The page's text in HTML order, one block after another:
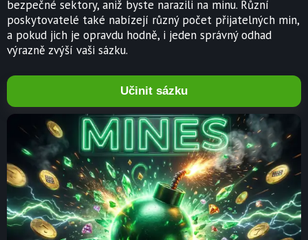
bezpečné sektory, aniž byste narazili na minu. Různí
poskytovatelé také nabízejí různý počet přijatelných min,
a pokud jich je opravdu hodně, i jeden správný odhad
výrazně zvýší vaši sázku.
Učinit sázku